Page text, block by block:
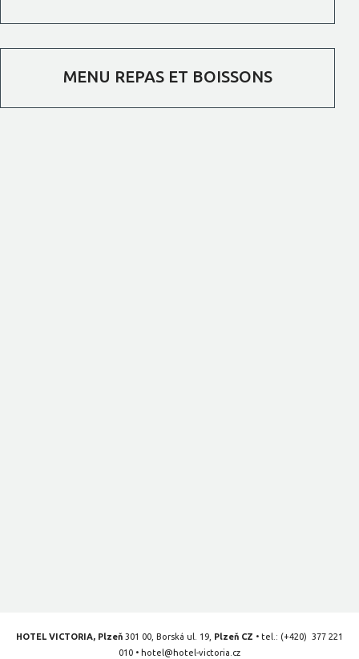
MENU REPAS ET BOISSONS
HOTEL VICTORIA, Plzeň 301 00, Borská ul. 19, Plzeň CZ • tel.: (+420) 377 221
010 • hotel@hotel-victoria.cz